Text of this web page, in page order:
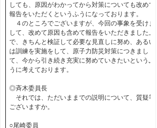
しても、原因がわかってから対策についても改めて
報告をいただくというふうになっております。
４のところでございますが、今回の事象を受けま
して、改めて原因も含めて報告をいただきました上
で、きちんと検証して必要な見直しに努め、あるい
は訓練を実施をして、原子力防災対策につきまし
て、今から引き続き充実に努めていきたいというふ
うに考えております。
◎斉木委員長
それでは、ただいままでの説明について、質疑等
ございますか。
○尾崎委員